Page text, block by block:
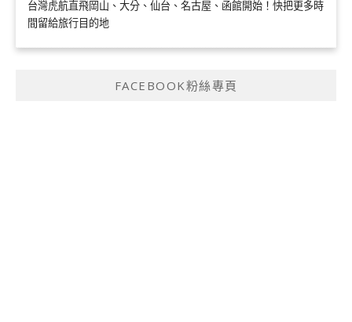
台灣虎航直飛岡山、大分、仙台、名古屋、函館開始！快把更多時
間留給旅行目的地
FACEBOOK粉絲專頁